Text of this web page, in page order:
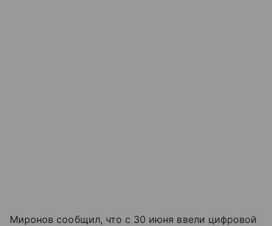
Миронов сообщил, что с 30 июня ввели цифровой